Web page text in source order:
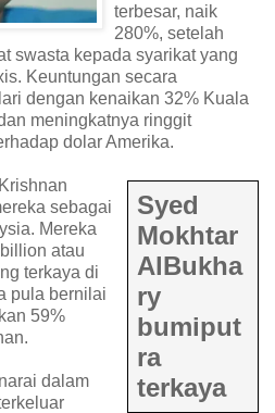
terbesar, naik
280%, setelah
swasta kepada syarikat yang
Keuntungan secara
dengan kenaikan 32% Kuala
meningkatnya ringgit
dolar Amerika.
Syed
Mokhtar
AlBukha
ry
bumiput
ra
terkaya
sebagai
Mereka
atau
terkaya di
pula bernilai
59%
dalam